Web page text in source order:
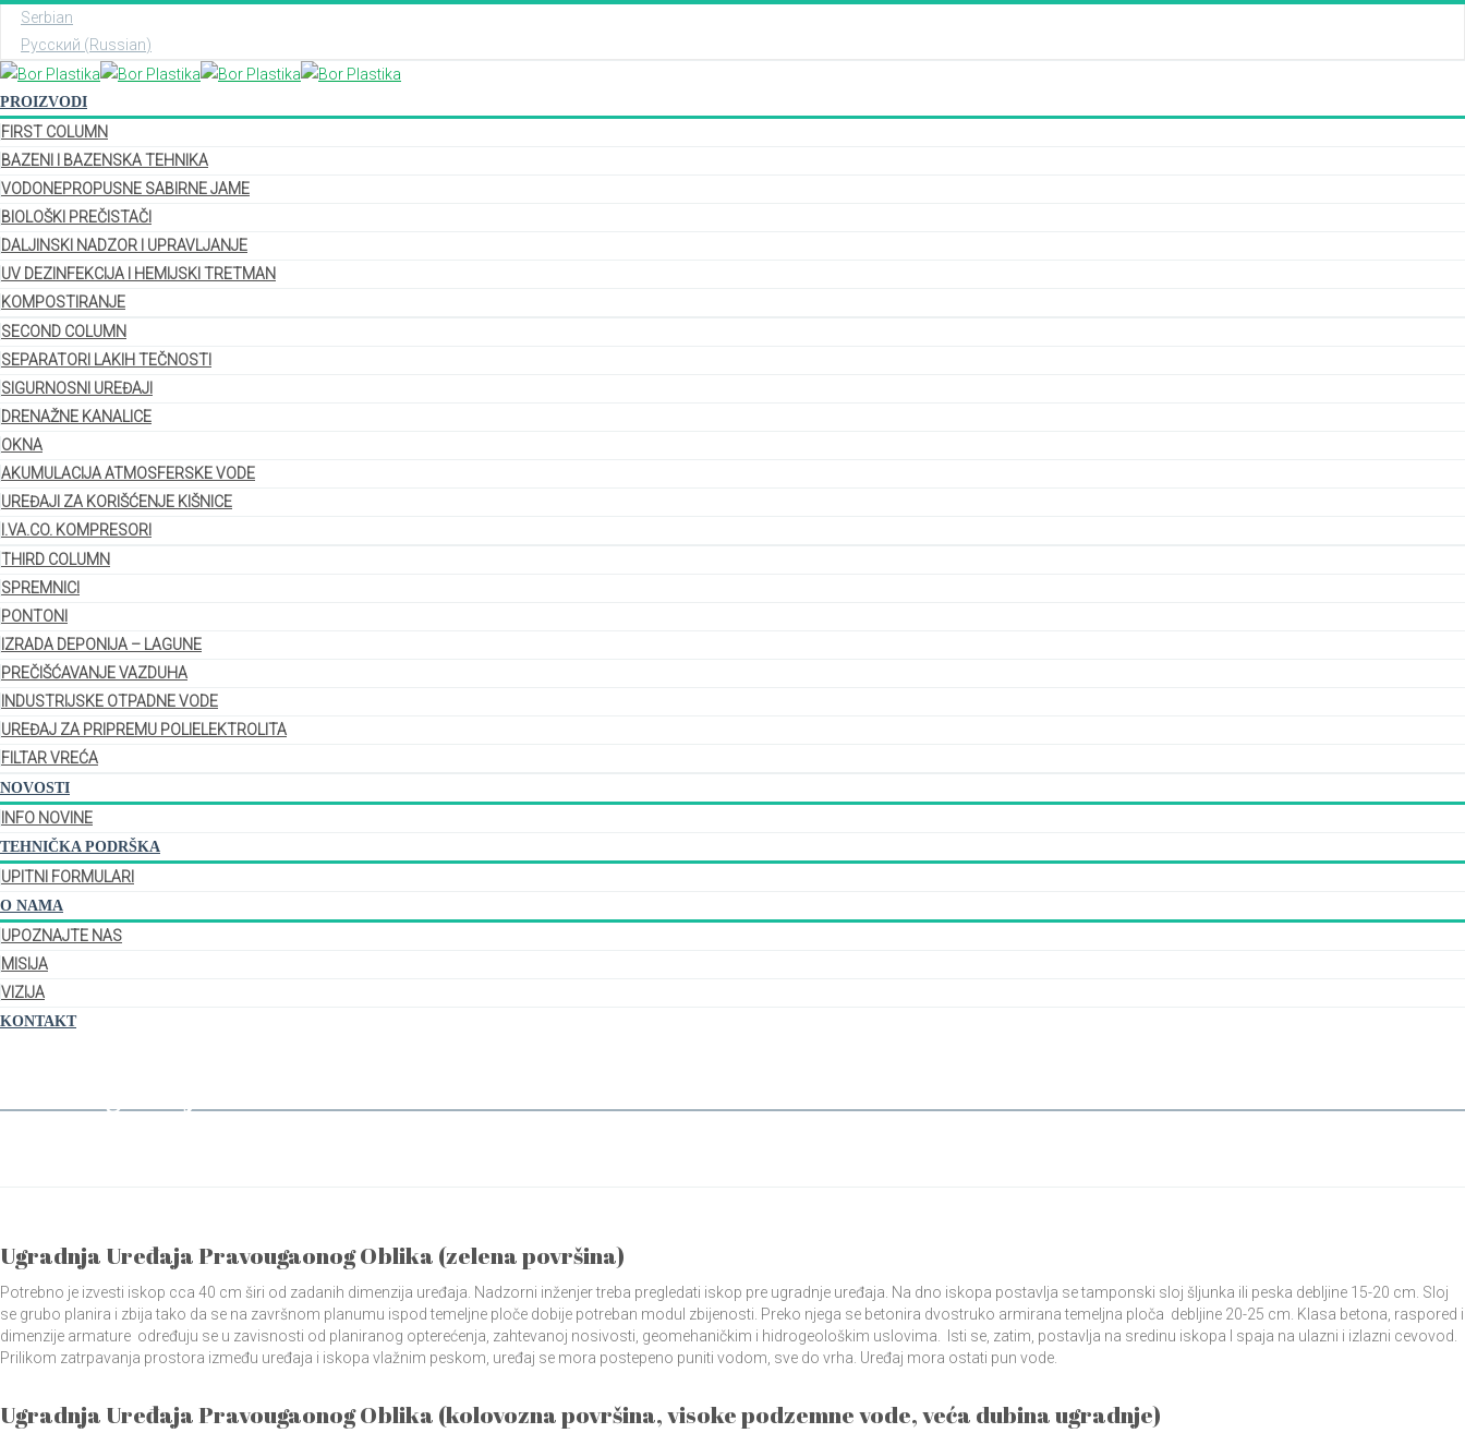
Serbian
Русский (Russian)
PROIZVODI
FIRST COLUMN
BAZENI I BAZENSKA TEHNIKA
VODONEPROPUSNE SABIRNE JAME
BIOLOŠKI PREČISTAČI
DALJINSKI NADZOR I UPRAVLJANJE
UV DEZINFEKCIJA I HEMIJSKI TRETMAN
KOMPOSTIRANJE
SECOND COLUMN
SEPARATORI LAKIH TEČNOSTI
SIGURNOSNI UREĐAJI
DRENAŽNE KANALICE
OKNA
AKUMULACIJA ATMOSFERSKE VODE
UREĐAJI ZA KORIŠĆENJE KIŠNICE
I.VA.CO. KOMPRESORI
THIRD COLUMN
SPREMNICI
PONTONI
IZRADA DEPONIJA – LAGUNE
PREČIŠĆAVANJE VAZDUHA
INDUSTRIJSKE OTPADNE VODE
UREĐAJ ZA PRIPREMU POLIELEKTROLITA
FILTAR VREĆA
NOVOSTI
INFO NOVINE
TEHNIČKA PODRŠKA
UPITNI FORMULARI
O NAMA
UPOZNAJTE NAS
MISIJA
VIZIJA
KONTAKT
Ugradnja Uređaja Pravougaonog Oblika (zelena površina)
Potrebno je izvesti iskop cca 40 cm širi od zadanih dimenzija uređaja. Nadzorni inženjer treba pregledati iskop pre ugradnje uređaja. Na dno iskopa postavlja se tamponski sloj šljunka ili peska debljine 15-20 cm. Sloj
se grubo planira i zbija tako da se na završnom planumu ispod temeljne ploče dobije potreban modul zbijenosti. Preko njega se betonira dvostruko armirana temeljna ploča debljine 20-25 cm. Klasa betona, raspored i
dimenzije armature određuju se u zavisnosti od planiranog opterećenja, zahtevanoj nosivosti, geomehaničkim i hidrogeološkim uslovima. Isti se, zatim, postavlja na sredinu iskopa I spaja na ulazni i izlazni cevovod.
Prilikom zatrpavanja prostora između uređaja i iskopa vlažnim peskom, uređaj se mora postepeno puniti vodom, sve do vrha. Uređaj mora ostati pun vode.
Ugradnja Uređaja Pravougaonog Oblika (kolovozna površina, visoke podzemne vode, veća dubina ugradnje)